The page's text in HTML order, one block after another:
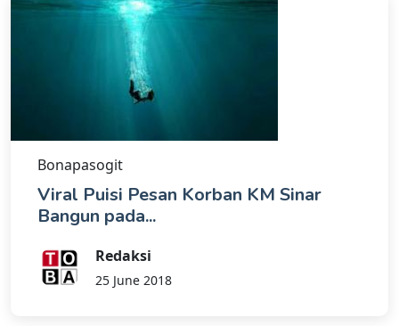
Bonapasogit
Viral Puisi Pesan Korban KM Sinar
Bangun pada...
Redaksi
25 June 2018